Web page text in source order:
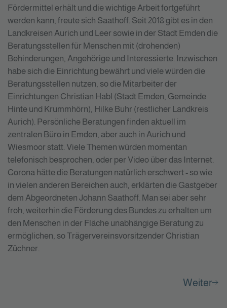
Fördermittel erhält und die wichtige Arbeit fortgeführt
werden kann, freute sich Saathoff. Seit 2018 gibt es in den
Landkreisen Aurich und Leer sowie in der Stadt Emden die
Beratungsstellen für Menschen mit (drohenden)
Behinderungen, Angehörige und Interessierte. Inzwischen
habe sich die Einrichtung bewährt und viele würden die
Beratungsstellen nutzen, so die Mitarbeiter der
Einrichtungen Christian Habl (Stadt Emden, Gemeinde
Hinte und Krummhörn), Hilke Buhr (restlicher Landkreis
Aurich). Persönliche Beratungen finden aktuell im
zentralen Büro in Emden, aber auch in Aurich und
Wiesmoor statt. Viele Themen würden momentan
telefonisch besprochen, oder per Video über das Internet.
Corona hätte die Beratungen natürlich erschwert - so wie
in vielen anderen Bereichen auch, erklärten die Gastgeber
dem Abgeordneten Johann Saathoff. Man sei aber sehr
froh, weiterhin die Förderung des Bundes zu erhalten um
den Menschen in der Fläche unabhängige Beratung zu
ermöglichen, so Trägervereinsvorsitzender Christian
Züchner.
Weiter